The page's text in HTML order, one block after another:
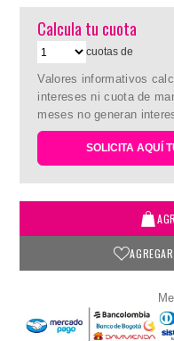
Calcula tu cuota
cuotas de
Valores informativos
intereses ni cuota de
meses no generan
SOLICITA AQUÍ